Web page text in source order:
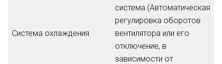
Система охлаждения
система (Автоматическая
регулировка оборотов
вентилятора или его
отключение, в
зависимости от